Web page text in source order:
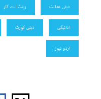
دبئی عدالت رینٹ اے کار
ادائیگی دبئی کورٹ
اردو نیوز